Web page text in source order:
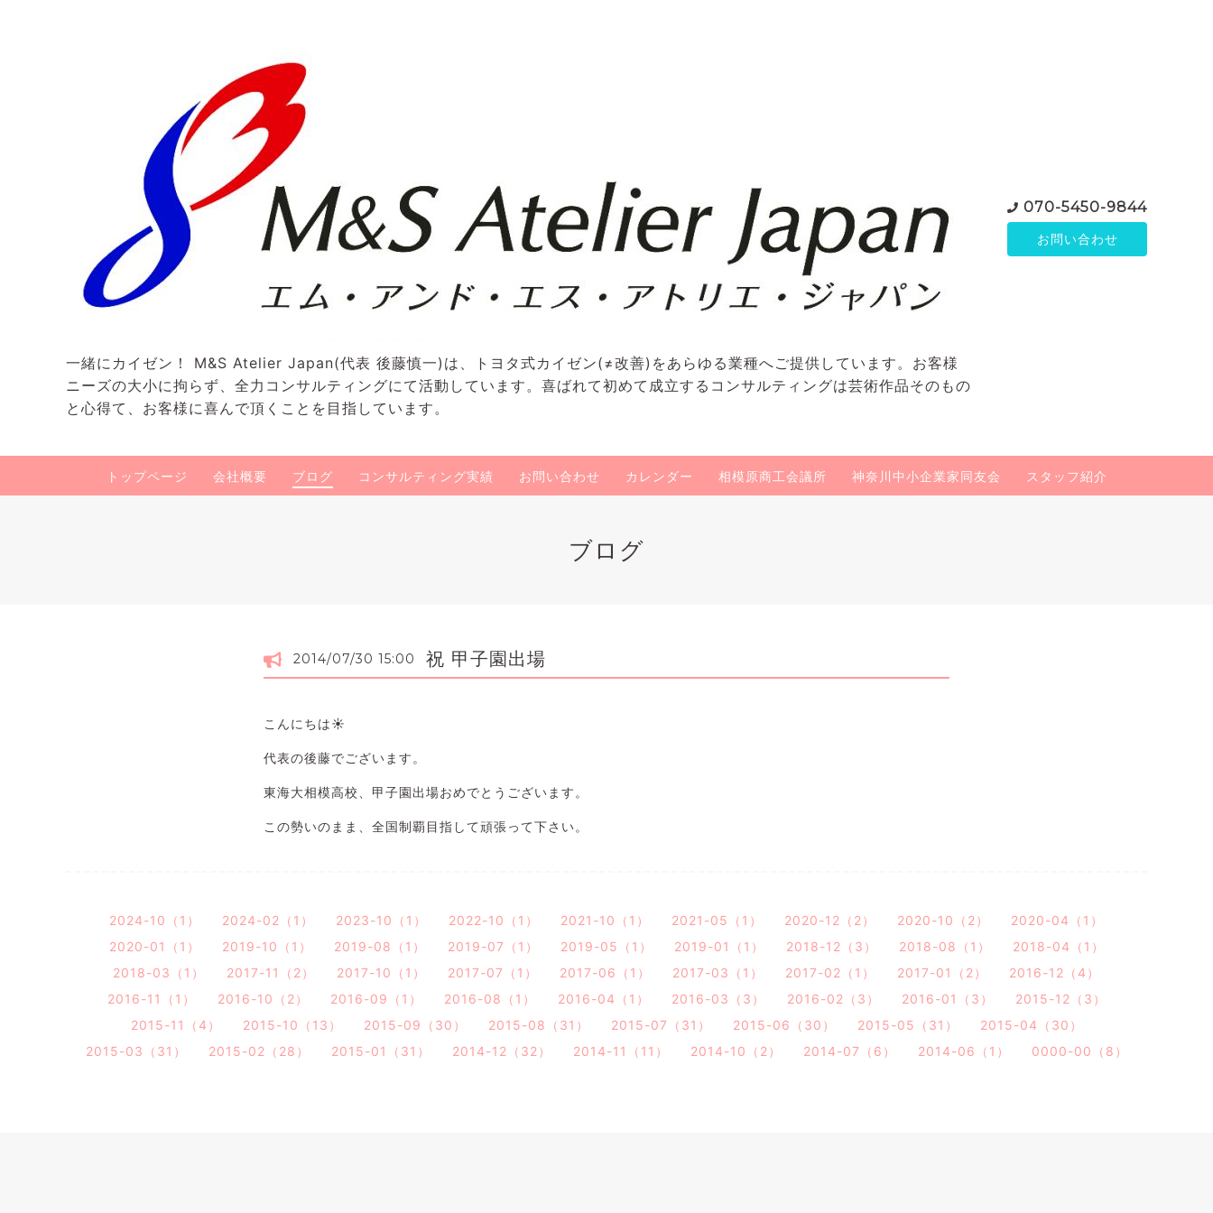
一緒にカイゼン！ M&S Atelier Japan(代表 後藤慎一)は、トヨタ式カイゼン(≠改善)をあらゆる業種へご提供しています。お客様
ニーズの大小に拘らず、全力コンサルティングにて活動しています。喜ばれて初めて成立するコンサルティングは芸術作品そのもの
と心得て、お客様に喜んで頂くことを目指しています。
070-5450-9844
お問い合わせ
トップページ 会社概要 ブログ コンサルティング実績 お問い合わせ カレンダー 相模原商工会議所 神奈川中小企業家同友会 スタッフ紹介
ブログ
2014/07/30 15:00 祝 甲子園出場
こんにちは☀️
代表の後藤でございます。
東海大相模高校、甲子園出場おめでとうございます。
この勢いのまま、全国制覇目指して頑張って下さい。
2024-10（1） 2024-02（1） 2023-10（1） 2022-10（1） 2021-10（1） 2021-05（1） 2020-12（2） 2020-10（2）
2020-04（1）
2020-01（1）
2019-10（1） 2019-08（1） 2019-07（1） 2019-05（1） 2019-01（1） 2018-12（3） 2018-08（1）
2018-04（1）
2018-03（1）
2017-11（2） 2017-10（1） 2017-07（1） 2017-06（1） 2017-03（1） 2017-02（1） 2017-01（2）
2016-12（4）
2016-11（1）
2016-10（2） 2016-09（1） 2016-08（1） 2016-04（1） 2016-03（3） 2016-02（3） 2016-01（3）
2015-12（3）
2015-11（4）
2015-10（13） 2015-09（30） 2015-08（31） 2015-07（31） 2015-06（30） 2015-05（31）
2015-04（30）
2015-03（31）
2015-02（28） 2015-01（31） 2014-12（32） 2014-11（11） 2014-10（2） 2014-07（6） 2014-06（1） 0000-00（8）